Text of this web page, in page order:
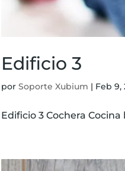
Edificio 3
porSoporte Xubium | Feb 9,
Edificio 3 Cochera Cocina